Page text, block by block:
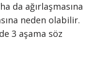
da ağırlaşmasına
neden olabilir.
3 aşama söz